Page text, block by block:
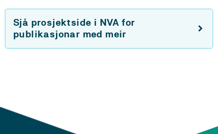
Sjå prosjektside i NVA for
publikasjonar med meir